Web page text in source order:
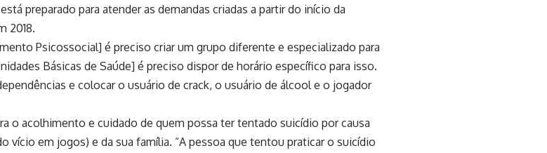
preparado para atender as demandas criadas a partir do início da
2018.
Psicossocial] é preciso criar um grupo diferente e especializado para
Básicas de Saúde] é preciso dispor de horário específico para isso.
e colocar o usuário de crack, o usuário de álcool e o jogador
o acolhimento e cuidado de quem possa ter tentado suicídio por causa
vício em jogos) e da sua família. “A pessoa que tentou praticar o suicídio